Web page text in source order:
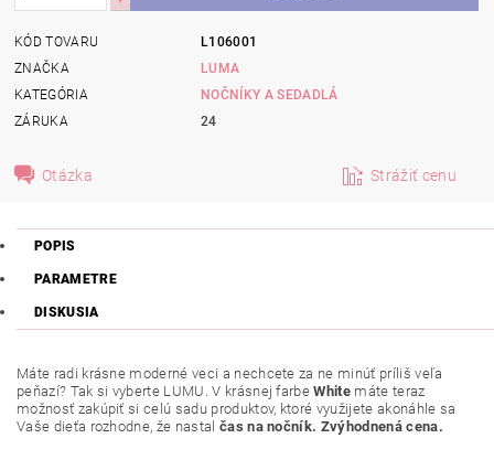
KÓD TOVARU
L106001
ZNAČKA
LUMA
KATEGÓRIA
NOČNÍKY A SEDADLÁ
ZÁRUKA
24
Otázka Strážiť cenu
POPIS
PARAMETRE
DISKUSIA
Máte radi krásne moderné veci a nechcete za ne minúť príliš veľa
peňazí? Tak si vyberte LUMU. V krásnej farbeWhite máte teraz
možnosť zakúpiť si celú sadu produktov, ktoré využijete akonáhle sa
Vaše dieťa rozhodne, že nastal čas na nočník. Zvýhodnená cena.